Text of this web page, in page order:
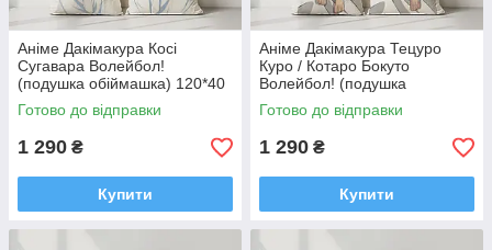
Аніме Дакімакура Косі
Сугавара Волейбол!
(подушка обіймашка) 120*40
см
Готово до відправки
1 290 ₴
Купити
Аніме Дакімакура Тецуро
Куро / Котаро Бокуто
Волейбол! (подушка
обіймашка) 120*40 см
Готово до відправки
1 290 ₴
Купити